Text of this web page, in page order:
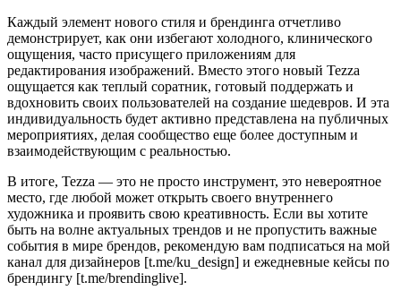
Каждый элемент нового стиля и брендинга отчетливо
демонстрирует, как они избегают холодного, клинического
ощущения, часто присущего приложениям для
редактирования изображений. Вместо этого новый Tezza
ощущается как теплый соратник, готовый поддержать и
вдохновить своих пользователей на создание шедевров. И эта
индивидуальность будет активно представлена на публичных
мероприятиях, делая сообщество еще более доступным и
взаимодействующим с реальностью.
В итоге, Tezza — это не просто инструмент, это невероятное
место, где любой может открыть своего внутреннего
художника и проявить свою креативность. Если вы хотите
быть на волне актуальных трендов и не пропустить важные
события в мире брендов, рекомендую вам подписаться на мой
канал для дизайнеров [t.me/ku_design] и ежедневные кейсы по
брендингу [t.me/brendinglive].